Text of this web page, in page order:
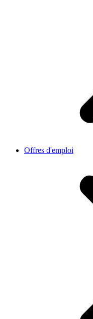
Offres d'emploi